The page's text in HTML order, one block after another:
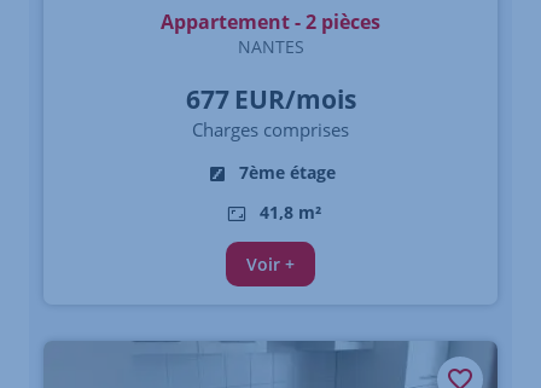
Appartement - 2 pièces
NANTES
677 EUR/mois
Charges comprises
7ème étage
41,8 m²
Voir +